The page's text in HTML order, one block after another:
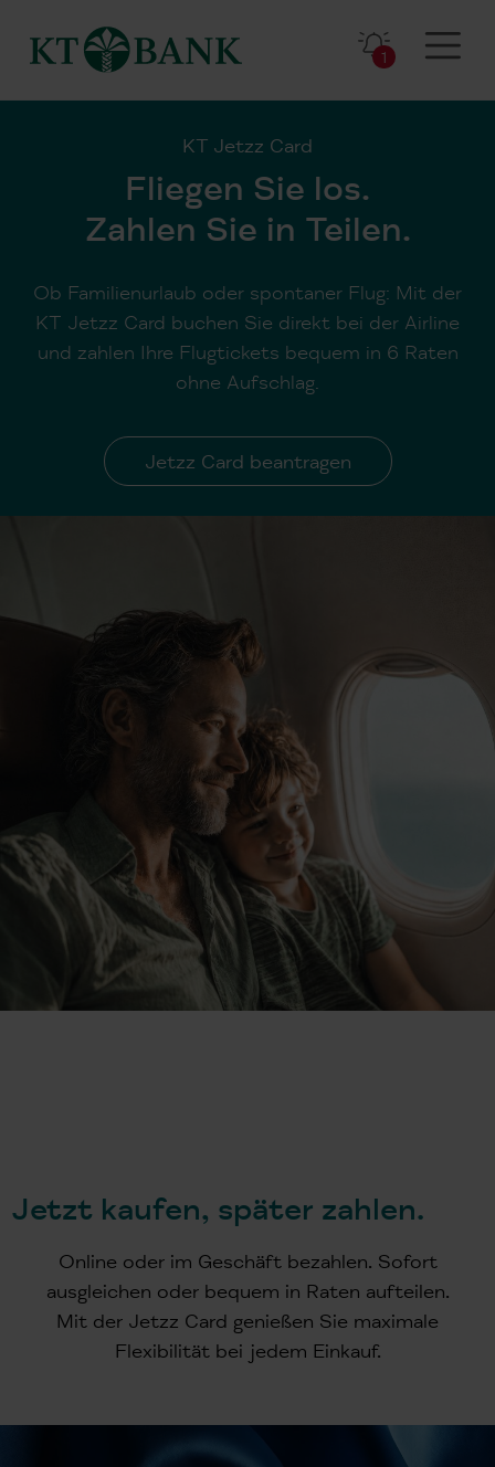
1
KT Jetzz Card
Fliegen Sie los.
Zahlen Sie in Teilen.
Ob Familienurlaub oder spontaner Flug: Mit der
KT Jetzz Card buchen Sie direkt bei der Airline
und zahlen Ihre Flugtickets bequem in 6 Raten
ohne Aufschlag.
Jetzz Card beantragen
Jetzt kaufen, später zahlen.
Online oder im Geschäft bezahlen. Sofort
ausgleichen oder bequem in Raten aufteilen.
Mit der Jetzz Card genießen Sie maximale
Flexibilität bei jedem Einkauf.